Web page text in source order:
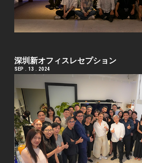
深圳新オフィスレセプション
SEP . 13 . 2024